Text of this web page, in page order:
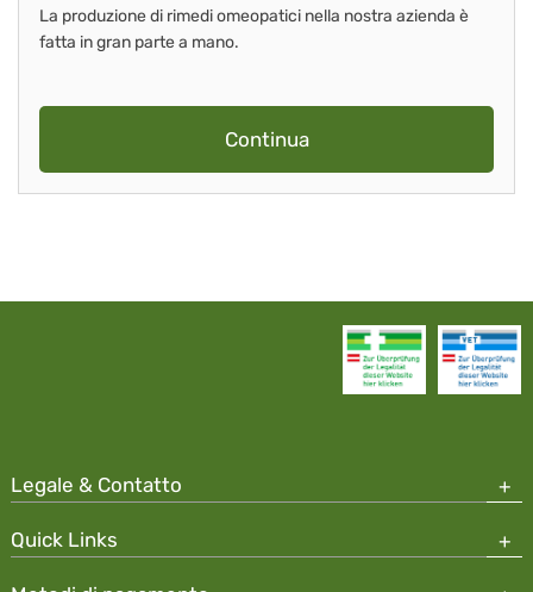
La produzione di rimedi omeopatici nella nostra azienda è
fatta in gran parte a mano.
Continua
Legale & Contatto
Quick Links